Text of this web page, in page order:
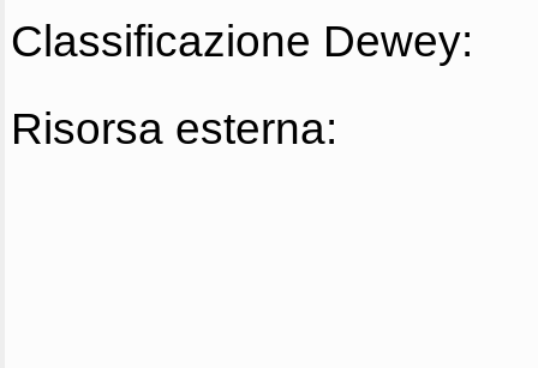
Classificazione Dewey:
Risorsa esterna: